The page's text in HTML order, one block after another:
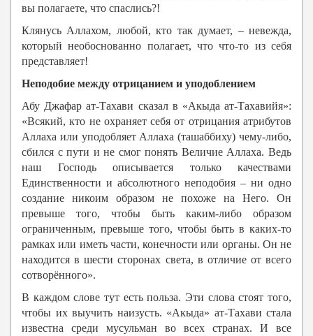
вы полагаете, что спаслись?!
Клянусь Аллахом, любой, кто так думает, – невежда,
который необоснованно полагает, что что-то из себя
представляет!
Неподобие между отрицанием и уподоблением
Абу Джафар ат-Тахави сказал в «Акыда ат-Тахавийя»:
«Всякий, кто не охраняет себя от отрицания атрибутов
Аллаха или уподобляет Аллаха (ташаббиху) чему-либо,
сбился с пути и не смог понять Величие Аллаха. Ведь
наш Господь описывается только качествами
Единственности и абсолютного неподобия – ни одно
создание никоим образом не похоже на Него. Он
превыше того, чтобы быть каким-либо образом
ограниченным, превыше того, чтобы быть в каких-то
рамках или иметь части, конечности или органы. Он не
находится в шести сторонах света, в отличие от всего
сотворённого».
В каждом слове тут есть польза. Эти слова стоят того,
чтобы их выучить наизусть. «Акыда» ат-Тахави стала
известна среди мусульман во всех странах. И все